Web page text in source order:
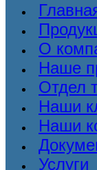
О
Наше
Отдел
Наши
Наши
Услуги